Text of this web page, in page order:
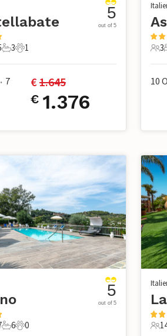
3 Badezimmer
3
1 Haustier
1
5
out of 5
• 7
€ 1.645
€ 1.376
3
3
10
6 Badezimmer
6
0 Haustiere
0
5
out of 5
14